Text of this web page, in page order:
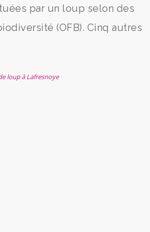
par un loup selon des
(OFB). Cinq autres
loup à Lafresnoye